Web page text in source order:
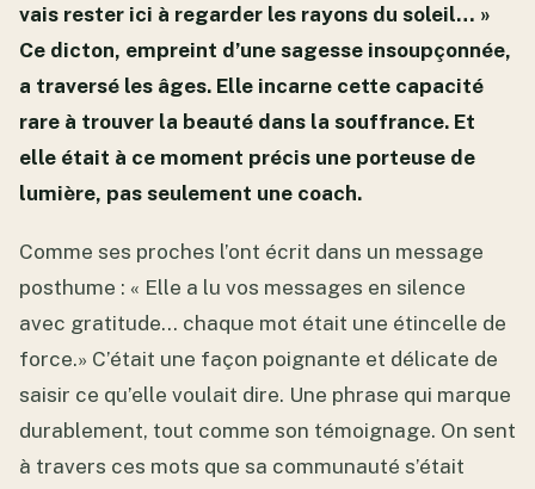
vais rester ici à regarder les rayons du soleil… »
Ce dicton, empreint d’une sagesse insoupçonnée,
a traversé les âges. Elle incarne cette capacité
rare à trouver la beauté dans la souffrance. Et
elle était à ce moment précis une porteuse de
lumière, pas seulement une coach.
Comme ses proches l’ont écrit dans un message
posthume : « Elle a lu vos messages en silence
avec gratitude… chaque mot était une étincelle de
force.» C’était une façon poignante et délicate de
saisir ce qu’elle voulait dire. Une phrase qui marque
durablement, tout comme son témoignage. On sent
à travers ces mots que sa communauté s’était